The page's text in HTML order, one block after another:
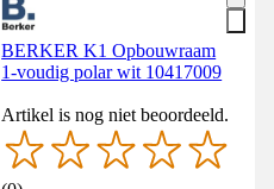
BERKER K1 Opbouwraam
1-voudig polar wit 10417009
Artikel is nog niet beoordeeld.